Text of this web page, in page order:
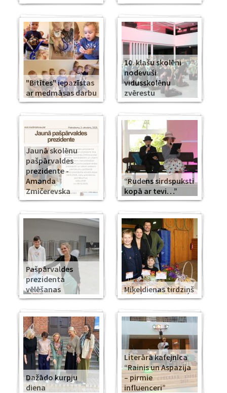
"Bitītes" iepazīstas
ar medmāsas darbu
10. klašu skolēni
nodevuši
vidusskolēnu
zvērestu
Jaunā skolēnu
pašpārvaldes
prezidente -
Amanda
Zmičerevska
“Rudens sirdspuksti
kopā ar tevi…”
Pašpārvaldes
prezidenta
vēlēšanas
Miķeļdienas tirdziņš
Dažādo kurpju
diena
Literārā kafejnīca
“Rainis un Aspazija
– pirmie
influenceri”